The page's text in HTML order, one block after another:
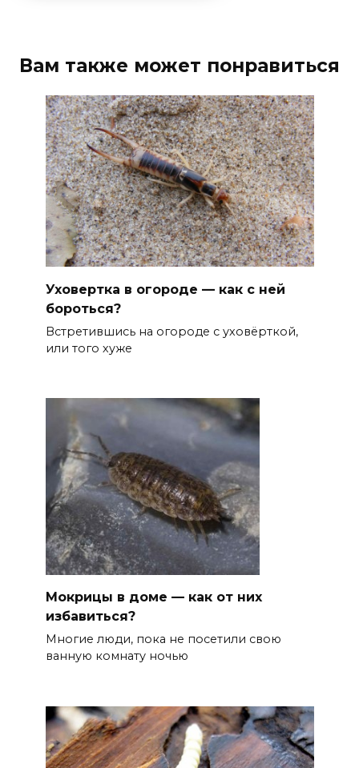
Вам также может понравиться
Уховертка в огороде — как с ней
бороться?
Встретившись на огороде с уховёрткой,
или того хуже
Мокрицы в доме — как от них
избавиться?
Многие люди, пока не посетили свою
ванную комнату ночью